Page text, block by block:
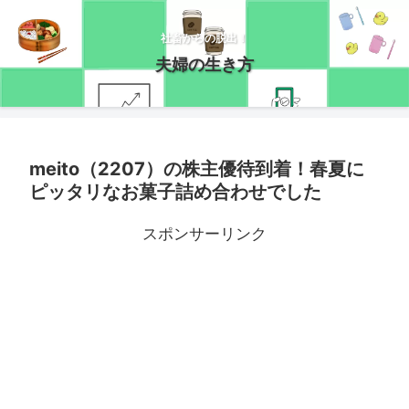
社畜からの脱出！
夫婦の生き方
meito（2207）の株主優待到着！春夏に
ピッタリなお菓子詰め合わせでした
スポンサーリンク